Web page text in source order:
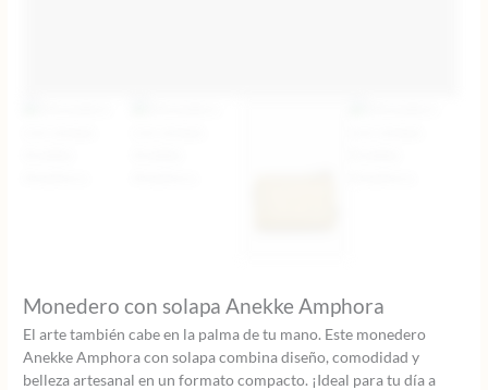
Monedero con solapa Anekke Amphora
El arte también cabe en la palma de tu mano. Este monedero
Anekke Amphora con solapa combina diseño, comodidad y
belleza artesanal en un formato compacto. ¡Ideal para tu día a